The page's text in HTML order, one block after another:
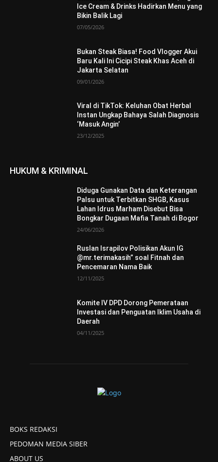
Ice Cream & Drinks Hadirkan Menu yang
Bikin Balik Lagi
07/05/2026
Bukan Steak Biasa! Food Vlogger Akui
Baru Kali Ini Cicipi Steak Khas Aceh di
Jakarta Selatan
09/01/2026
Viral di TikTok: Keluhan Obat Herbal
Instan Ungkap Bahaya Salah Diagnosis
‘Masuk Angin’
23/12/2025
HUKUM & KRIMINAL
Diduga Gunakan Data dan Keterangan
Palsu untuk Terbitkan SHGB, Kasus
Lahan Idrus Marham Disebut Bisa
Bongkar Dugaan Mafia Tanah di Bogor
24/06/2026
Ruslan Israpilov Polisikan Akun IG
@mr.terimakasih” soal Fitnah dan
Pencemaran Nama Baik
12/11/2025
Komite IV DPD Dorong Pemerataan
Investasi dan Penguatan Iklim Usaha di
Daerah
04/11/2025
BOKS REDAKSI
PEDOMAN MEDIA SIBER
ABOUT US